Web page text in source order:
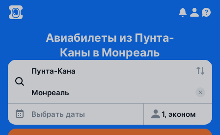
Авиабилеты из Пунта-
Каны в Монреаль
Выбрать даты 1, эконом